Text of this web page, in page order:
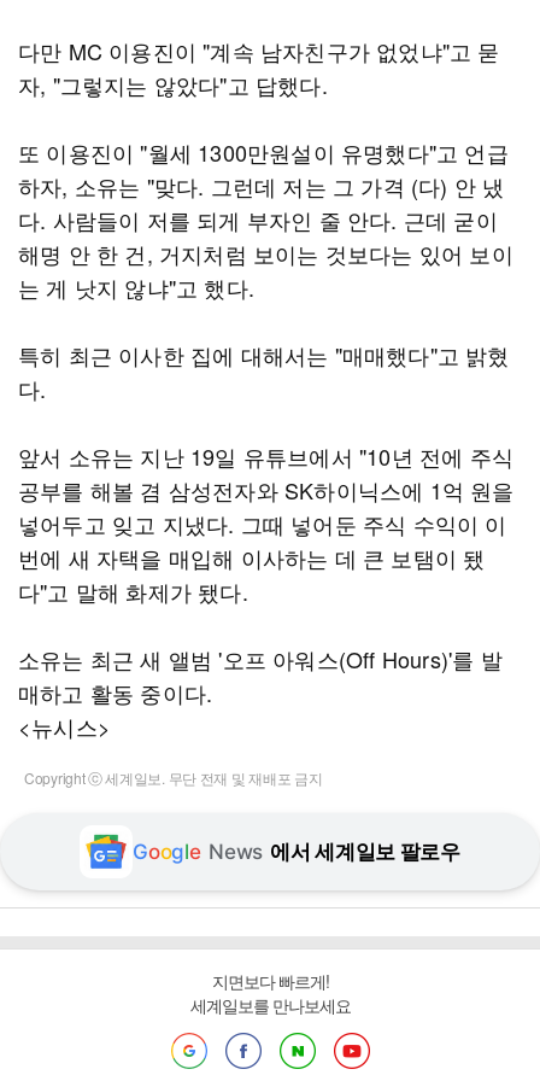
다만 MC 이용진이 "계속 남자친구가 없었냐"고 묻
자, "그렇지는 않았다"고 답했다.
또 이용진이 "월세 1300만원설이 유명했다"고 언급
하자, 소유는 "맞다. 그런데 저는 그 가격 (다) 안 냈
다. 사람들이 저를 되게 부자인 줄 안다. 근데 굳이
해명 안 한 건, 거지처럼 보이는 것보다는 있어 보이
는 게 낫지 않냐"고 했다.
특히 최근 이사한 집에 대해서는 "매매했다"고 밝혔
다.
앞서 소유는 지난 19일 유튜브에서 "10년 전에 주식
공부를 해볼 겸 삼성전자와 SK하이닉스에 1억 원을
넣어두고 잊고 지냈다. 그때 넣어둔 주식 수익이 이
번에 새 자택을 매입해 이사하는 데 큰 보탬이 됐
다"고 말해 화제가 됐다.
소유는 최근 새 앨범 '오프 아워스(Off Hours)'를 발
매하고 활동 중이다.
<뉴시스>
Copyright ⓒ 세계일보. 무단 전재 및 재배포 금지
Google News 에서 세계일보 팔로우
지면보다 빠르게!
세계일보를 만나보세요